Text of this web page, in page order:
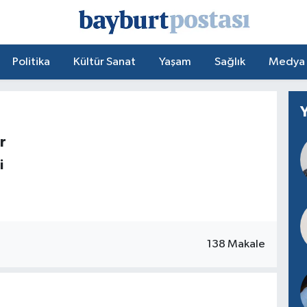
Politika Kültür Sanat Yaşam Sağlık Medya
138 Makale